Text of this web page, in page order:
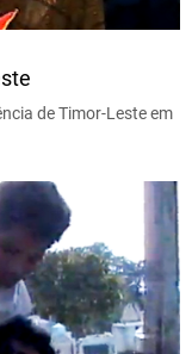
de Timor-Leste em